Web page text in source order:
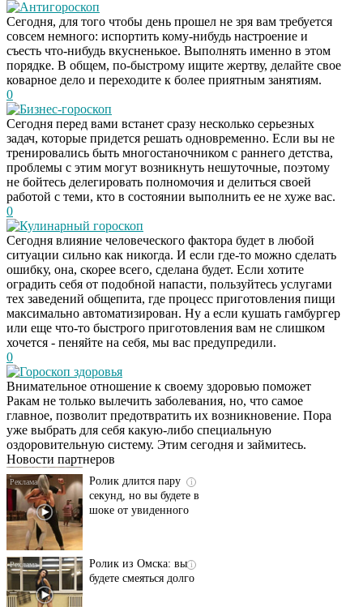
Антигороскоп
Сегодня, для того чтобы день прошел не зря вам требуется
совсем немного: испортить кому-нибудь настроение и
съесть что-нибудь вкусненькое. Выполнять именно в этом
порядке. В общем, по-быстрому ищите жертву, делайте свое
коварное дело и переходите к более приятным занятиям.
0
Бизнес-гороскоп
Сегодня перед вами встанет сразу несколько серьезных
задач, которые придется решать одновременно. Если вы не
тренировались быть многостаночником с раннего детства,
проблемы с этим могут возникнуть нешуточные, поэтому
не бойтесь делегировать полномочия и делиться своей
работой с теми, кто в состоянии выполнить ее не хуже вас.
0
Кулинарный гороскоп
Сегодня влияние человеческого фактора будет в любой
ситуации сильно как никогда. И если где-то можно сделать
ошибку, она, скорее всего, сделана будет. Если хотите
оградить себя от подобной напасти, пользуйтесь услугами
тех заведений общепита, где процесс приготовления пищи
максимально автоматизирован. Ну а если кушать гамбургер
или еще что-то быстрого приготовления вам не слишком
хочется - пеняйте на себя, мы вас предупредили.
0
Гороскоп здоровья
Внимательное отношение к своему здоровью поможет
Ракам не только вылечить заболевания, но, что самое
главное, позволит предотвратить их возникновение. Пора
уже выбрать для себя какую-либо специальную
оздоровительную систему. Этим сегодня и займитесь.
Новости партнеров
i
Этот танец невесты
оставит вас без слов!
Пересмотрела 10 раз
секунд, но вы будете в
шоке от увиденного
будете смеяться долго